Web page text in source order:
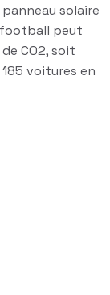
solaire
peut
CO2, soit
voitures en